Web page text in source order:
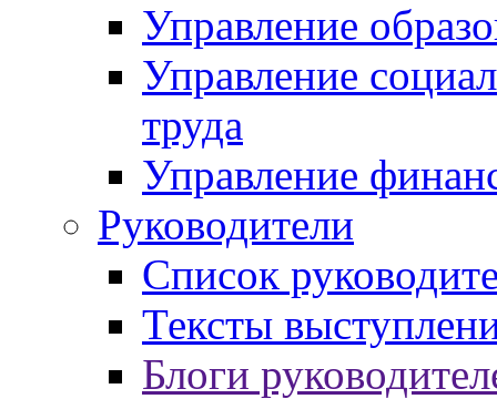
Управление
Управление
труда
Управление
Руководители
Список
Тексты
Блоги